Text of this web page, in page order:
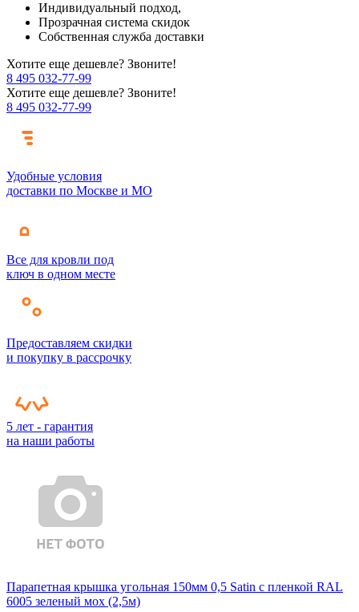
Индивидуальный подход,
Прозрачная система скидок
Собственная служба доставки
Хотите еще дешевле? Звоните!
8 495 032-77-99
Хотите еще дешевле? Звоните!
8 495 032-77-99
Удобные условия
доставки по Москве и МО
Все для кровли под
ключ в одном месте
Предоставляем скидки
и покупку в рассрочку
5 лет - гарантия
на наши работы
Парапетная крышка угольная 150мм 0,5 Satin с пленкой RAL
6005 зеленый мох (2,5м)